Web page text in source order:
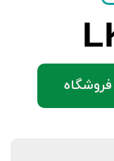
فروشگاه